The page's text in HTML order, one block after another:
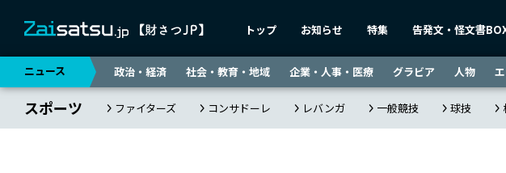
トップ お知らせ 特集 告発文・怪文書
ニュース 政治・経済 社会・教育・地域 企業・人事・医療 グラビア 人物
スポーツ ファイターズ コンサドーレ レバンガ 一般競技 球技